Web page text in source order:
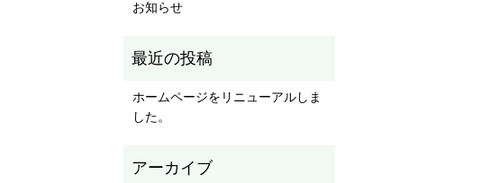
お知らせ
ホームページをリニューアルしま
した。